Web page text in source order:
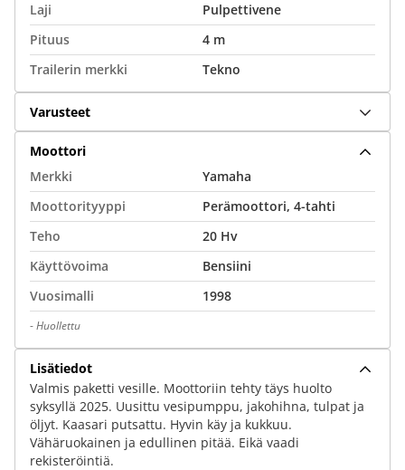
Laji
Pulpettivene
Pituus
4 m
Trailerin merkki
Tekno
Varusteet
Moottori
Merkki
Yamaha
Moottorityyppi
Perämoottori, 4-tahti
Teho
20 Hv
Käyttövoima
Bensiini
Vuosimalli
1998
-Huollettu
Lisätiedot
Valmis paketti vesille. Moottoriin tehty täys huolto
syksyllä 2025. Uusittu vesipumppu, jakohihna, tulpat ja
öljyt. Kaasari putsattu. Hyvin käy ja kukkuu.
Vähäruokainen ja edullinen pitää. Eikä vaadi
rekisteröintiä.